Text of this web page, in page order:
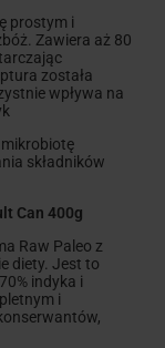
prostym i
Zawiera aż 80
została
wpływa na
składników
Can 400g
Raw Paleo z
diety. Jest to
indyka i
i